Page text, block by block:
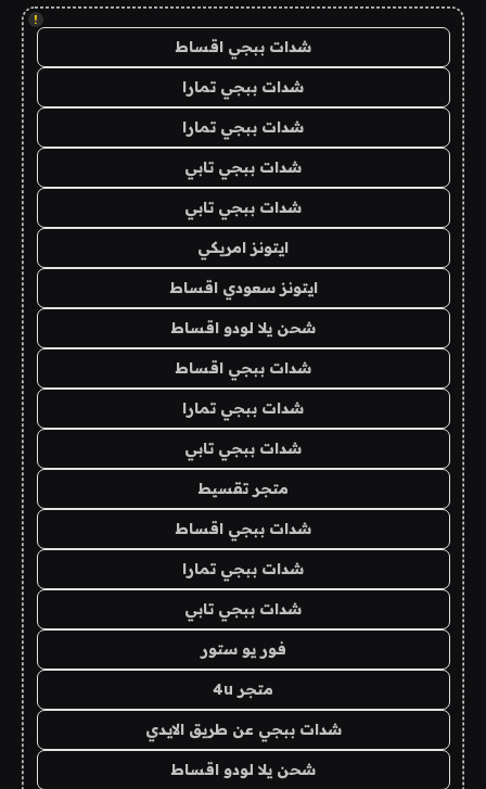
!
شدات ببجي اقساط
شدات ببجي تمارا
شدات ببجي تمارا
شدات ببجي تابي
شدات ببجي تابي
ايتونز امريكي
ايتونز سعودي اقساط
شحن يلا لودو اقساط
شدات ببجي اقساط
شدات ببجي تمارا
شدات ببجي تابي
متجر تقسيط
شدات ببجي اقساط
شدات ببجي تمارا
شدات ببجي تابي
فور يو ستور
متجر 4u
شدات ببجي عن طريق الايدي
شحن يلا لودو اقساط